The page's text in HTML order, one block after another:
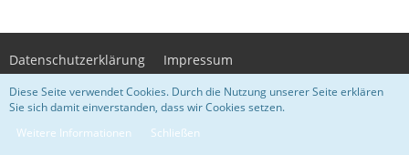
Datenschutzerklärung Impressum
Community-Software: WoltLab Suite™ 3.1.29
- Design by
Diese Seite verwendet Cookies. Durch die Nutzung unserer Seite erklären
Sie sich damit einverstanden, dass wir Cookies setzen.
Weitere Informationen
Schließen